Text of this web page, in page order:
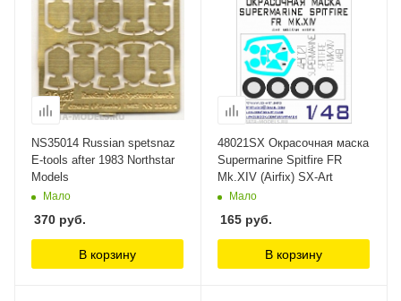
NS35014 Russian spetsnaz
E-tools after 1983 Northstar
Models
Мало
370 руб.
В корзину
48021SX Окрасочная маска
Supermarine Spitfire FR
Mk.XIV (Airfix) SX-Art
Мало
165 руб.
В корзину